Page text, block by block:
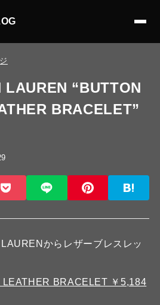
“BUTTON
BRACELET”
からレザーブレスレッ
BRACELET ￥5,184